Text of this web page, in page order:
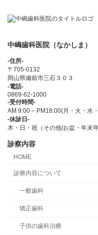
中嶋歯科医院（なかしま）
-住所-
〒705-0132
岡山県備前市三石３０３
-電話-
0869-62-1000
-受付時間-
AM 9:00 – PM18:00(月・火・水
-休診日-
木・日・祝（その他/お盆・年末年
診察内容
HOME
診療内容について
一般歯科
矯正歯科
子供の歯科治療